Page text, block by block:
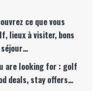
ce que vous
lieux à visiter, bons
séjour…
are looking for : golf
deals, stay offers…